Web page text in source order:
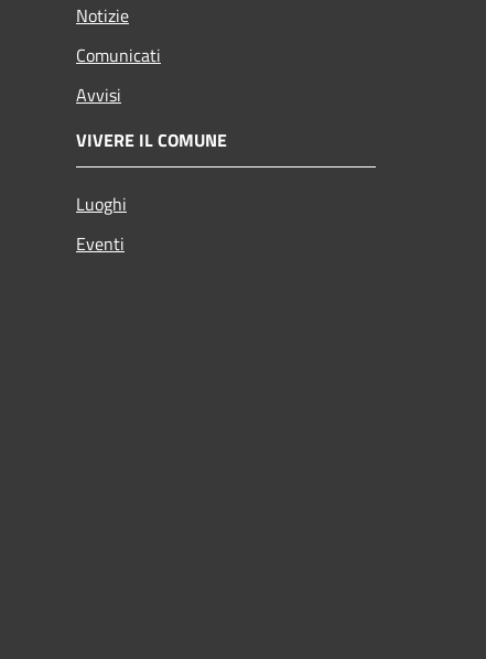
Notizie
Comunicati
Avvisi
VIVERE IL COMUNE
Luoghi
Eventi